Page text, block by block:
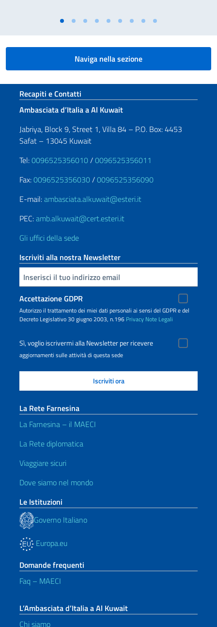
Naviga nella sezione
Sezione footer
Recapiti e Contatti
Ambasciata d’Italia a Al Kuwait
Jabriya, Block 9, Street 1, Villa 84 – P.O. Box: 4453
Safat – 13045 Kuwait
Tel:0096525356010/0096525356011
Fax:0096525356030/0096525356090
E-mail:ambasciata.alkuwait@esteri.it
PEC:amb.alkuwait@cert.esteri.it
Gli uffici della sede
Iscriviti alla nostra Newsletter
Inserisci la tua email
Accettazione GDPR
Autorizzo il trattamento dei miei dati personali ai sensi del GDPR e del
Decreto Legislativo 30 giugno 2003, n.196 Privacy Note Legali
Sì, voglio iscrivermi alla Newsletter per ricevere
aggiornamenti sulle attività di questa sede
La Rete Farnesina
La Farnesina – il MAECI
La Rete diplomatica
Viaggiare sicuri
Dove siamo nel mondo
Le Istituzioni
Governo Italiano
Europa.eu
Domande frequenti
Faq – MAECI
L’Ambasciata d’Italia a Al Kuwait
Chi siamo